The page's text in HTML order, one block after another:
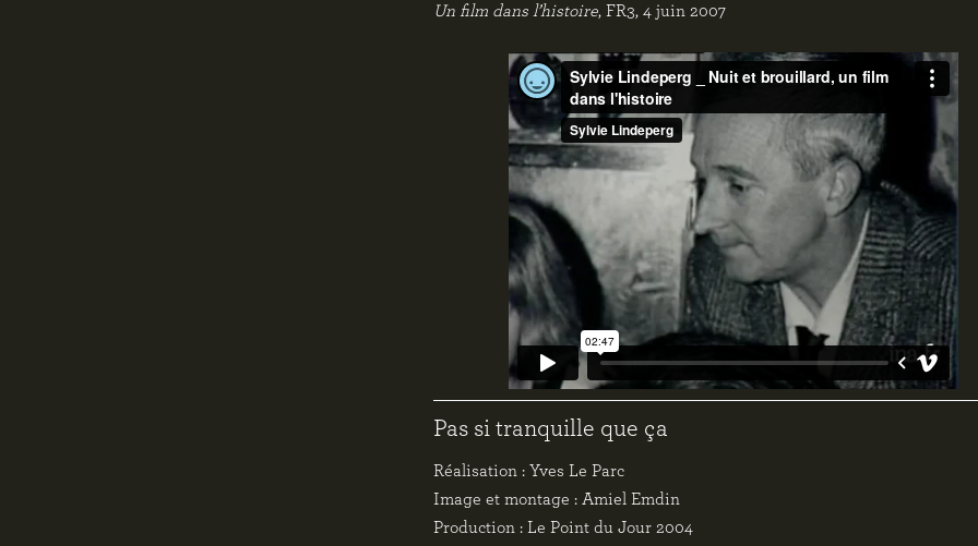
Un film dans l’histoire, FR3, 4 juin 2007
Pas si tranquille que ça
Réalisation : Yves Le Parc
Image et montage : Amiel Emdin
Production : Le Point du Jour 2004